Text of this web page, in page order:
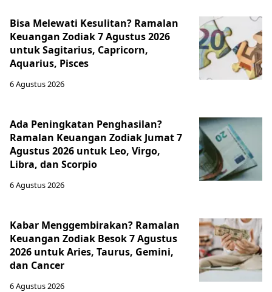
Bisa Melewati Kesulitan? Ramalan
Keuangan Zodiak 7 Agustus 2026
untuk Sagitarius, Capricorn,
Aquarius, Pisces
6 Agustus 2026
Ada Peningkatan Penghasilan?
Ramalan Keuangan Zodiak Jumat 7
Agustus 2026 untuk Leo, Virgo,
Libra, dan Scorpio
6 Agustus 2026
Kabar Menggembirakan? Ramalan
Keuangan Zodiak Besok 7 Agustus
2026 untuk Aries, Taurus, Gemini,
dan Cancer
6 Agustus 2026